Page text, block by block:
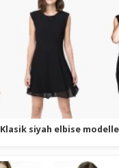
Klasik siyah elbise